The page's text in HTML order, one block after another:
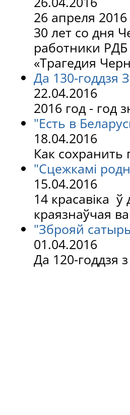
26 апреля
30 лет со дня
работники
«Трагедия
Да 130-годдзя
22.04.2016
2016 год - год
"Есть в
18.04.2016
Как
"Сцежкамі
15.04.2016
14 красавіка ў
краязнаўчая
"Зброяй
01.04.2016
Да 120-годдзя